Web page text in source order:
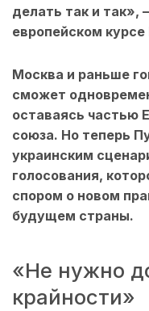
делать так и так»,
европейском курсе
Москва и раньше
сможет
оставаясь частью
союза. Но теперь
украинским
голосования,
спором о новом
будущем страны.
«Не нужно
крайности»